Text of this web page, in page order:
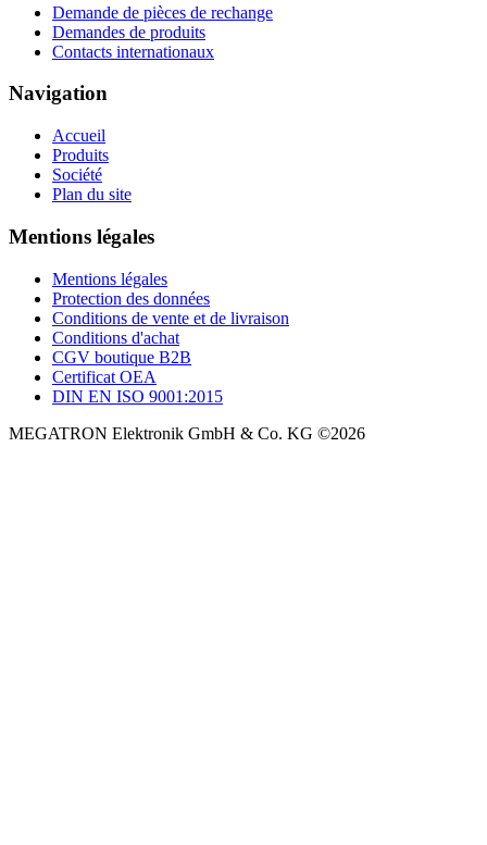
Demande de pièces de rechange
Demandes de produits
Contacts internationaux
Navigation
Accueil
Produits
Société
Plan du site
Mentions légales
Mentions légales
Protection des données
Conditions de vente et de livraison
Conditions d'achat
CGV boutique B2B
Certificat OEA
DIN EN ISO 9001:2015
MEGATRON Elektronik GmbH & Co. KG ©2026